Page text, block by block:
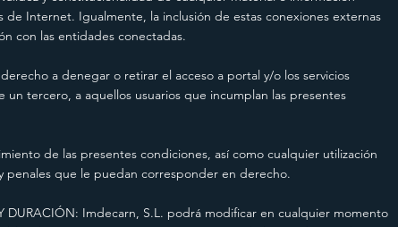
Internet. Igualmente, la inclusión de estas conexiones externas
con las entidades conectadas.
a denegar o retirar el acceso a portal y/o los servicios
tercero, a aquellos usuarios que incumplan las presentes
de las presentes condiciones, así como cualquier utilización
penales que le puedan corresponder en derecho.
DURACIÓN: Imdecarn, S.L. podrá modificar en cualquier momento